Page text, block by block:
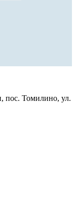
пос. Томилино, ул.